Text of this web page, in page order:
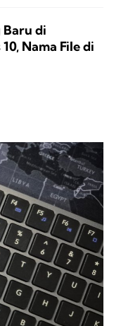
di
Nama File di